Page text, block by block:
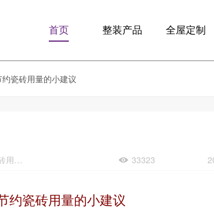
首页 整装产品 全屋定制
瓷砖用量的小建议
关键词：家庭装修节约瓷砖用量的小建议 33323
约瓷砖用量的小建议